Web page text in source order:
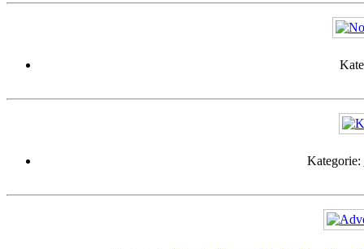
Kategorie: